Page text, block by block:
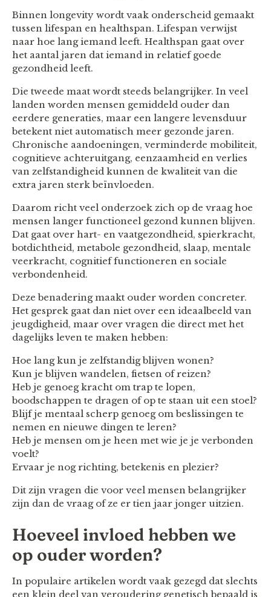
Binnen longevity wordt vaak onderscheid gemaakt
tussen lifespan en healthspan. Lifespan verwijst
naar hoe lang iemand leeft. Healthspan gaat over
het aantal jaren dat iemand in relatief goede
gezondheid leeft.
Die tweede maat wordt steeds belangrijker. In veel
landen worden mensen gemiddeld ouder dan
eerdere generaties, maar een langere levensduur
betekent niet automatisch meer gezonde jaren.
Chronische aandoeningen, verminderde mobiliteit,
cognitieve achteruitgang, eenzaamheid en verlies
van zelfstandigheid kunnen de kwaliteit van die
extra jaren sterk beïnvloeden.
Daarom richt veel onderzoek zich op de vraag hoe
mensen langer functioneel gezond kunnen blijven.
Dat gaat over hart- en vaatgezondheid, spierkracht,
botdichtheid, metabole gezondheid, slaap, mentale
veerkracht, cognitief functioneren en sociale
verbondenheid.
Deze benadering maakt ouder worden concreter.
Het gesprek gaat dan niet over een ideaalbeeld van
jeugdigheid, maar over vragen die direct met het
dagelijks leven te maken hebben:
Hoe lang kun je zelfstandig blijven wonen?
Kun je blijven wandelen, fietsen of reizen?
Heb je genoeg kracht om trap te lopen,
boodschappen te dragen of op te staan uit een stoel?
Blijf je mentaal scherp genoeg om beslissingen te
nemen en nieuwe dingen te leren?
Heb je mensen om je heen met wie je je verbonden
voelt?
Ervaar je nog richting, betekenis en plezier?
Dit zijn vragen die voor veel mensen belangrijker
zijn dan de vraag of ze er tien jaar jonger uitzien.
Hoeveel invloed hebben we
op ouder worden?
In populaire artikelen wordt vaak gezegd dat slechts
een klein deel van veroudering genetisch bepaald is